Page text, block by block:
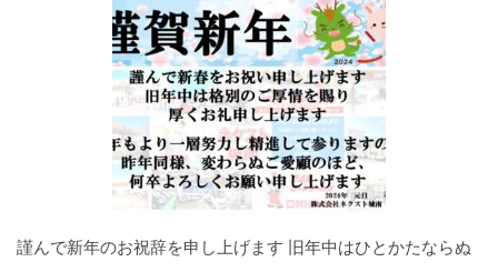
謹んで新年のお祝辞を申し上げます 旧年中はひとかたならぬ